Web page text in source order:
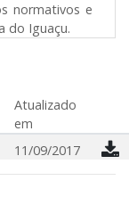
normativos e
do Iguaçu.
Atualizado
em
11/09/2017